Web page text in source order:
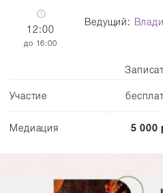
12:00
16:00
Ведущий:
Участие
Медиация 5 000